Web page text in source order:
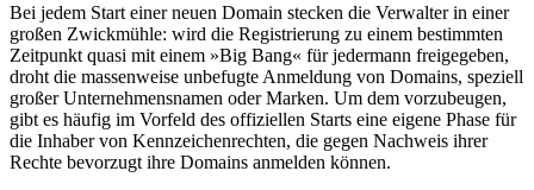
Bei jedem Start einer neuen Domain stecken die Verwalter in einer
großen Zwickmühle: wird die Registrierung zu einem bestimmten
Zeitpunkt quasi mit einem »Big Bang« für jedermann freigegeben,
droht die massenweise unbefugte Anmeldung von Domains, speziell
großer Unternehmensnamen oder Marken. Um dem vorzubeugen,
gibt es häufig im Vorfeld des offiziellen Starts eine eigene Phase für
die Inhaber von Kennzeichenrechten, die gegen Nachweis ihrer
Rechte bevorzugt ihre Domains anmelden können.